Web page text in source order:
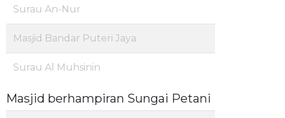
Surau An-Nur
Masjid Bandar Puteri Jaya
Surau Al Muhsinin
Masjid berhampiran Sungai Petani